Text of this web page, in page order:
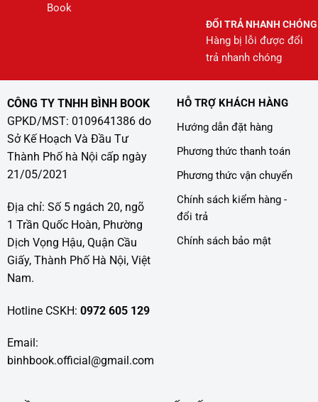
Book
ĐỔI TRẢ NHANH CHÓNG
Hàng bị lỗi được đổi
trả nhanh chóng
CÔNG TY TNHH BÌNH BOOK
GPKD/MST: 0109641386 do
Sở Kế Hoạch Và Đầu Tư
Thành Phố hà Nội cấp ngày
21/05/2021
Địa chỉ: Số 5 ngách 20, ngõ
1 Trần Quốc Hoàn, Phường
Dịch Vọng Hậu, Quận Cầu
Giấy, Thành Phố Hà Nội, Việt
Nam.
Hotline CSKH: 0972 605 129
Email:
binhbook.official@gmail.com
HỖ TRỢ KHÁCH HÀNG
Hướng dẫn đặt hàng
Phương thức thanh toán
Phương thức vận chuyển
Chính sách kiểm hàng -
đổi trả
Chính sách bảo mật